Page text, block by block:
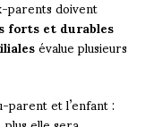
doivent
et durables
évalue plusieurs
et l’enfant :